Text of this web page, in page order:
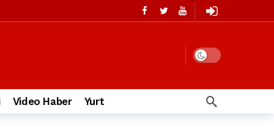
Video Haber Yurt